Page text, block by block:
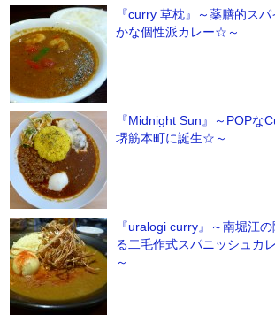
『curry 草枕』～薬膳的ス
かな個性派カレー☆～
『Midnight Sun』～POPな
堺筋本町に誕生☆～
『uralogi curry』～南堀江
る二毛作式スパニッシュカ
～